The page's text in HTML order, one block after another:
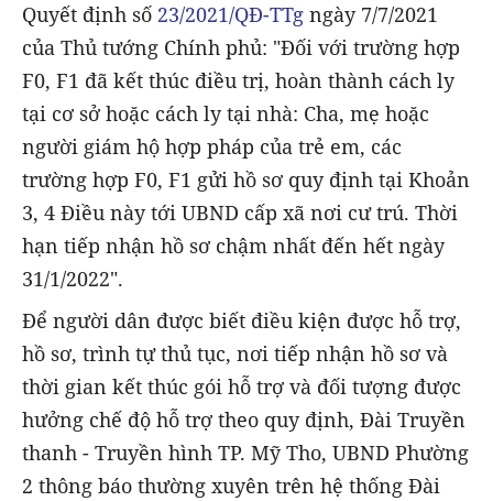
Quyết định số 23/2021/QĐ-TTg ngày 7/7/2021
của Thủ tướng Chính phủ: "Đối với trường hợp
F0, F1 đã kết thúc điều trị, hoàn thành cách ly
tại cơ sở hoặc cách ly tại nhà: Cha, mẹ hoặc
người giám hộ hợp pháp của trẻ em, các
trường hợp F0, F1 gửi hồ sơ quy định tại Khoản
3, 4 Điều này tới UBND cấp xã nơi cư trú. Thời
hạn tiếp nhận hồ sơ chậm nhất đến hết ngày
31/1/2022".
Để người dân được biết điều kiện được hỗ trợ,
hồ sơ, trình tự thủ tục, nơi tiếp nhận hồ sơ và
thời gian kết thúc gói hỗ trợ và đối tượng được
hưởng chế độ hỗ trợ theo quy định, Đài Truyền
thanh - Truyền hình TP. Mỹ Tho, UBND Phường
2 thông báo thường xuyên trên hệ thống Đài